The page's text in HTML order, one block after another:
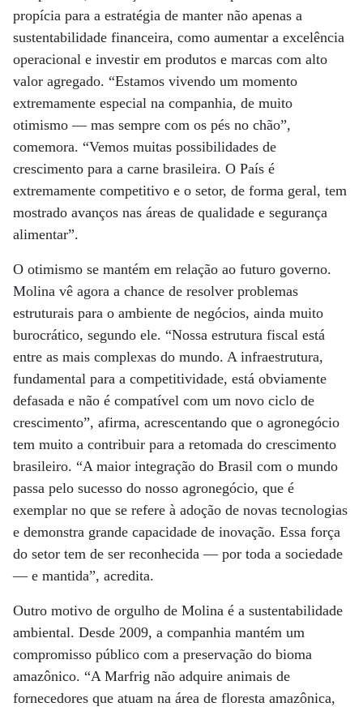
propícia para a estratégia de manter não apenas a
sustentabilidade financeira, como aumentar a excelência
operacional e investir em produtos e marcas com alto
valor agregado. “Estamos vivendo um momento
extremamente especial na companhia, de muito
otimismo — mas sempre com os pés no chão”,
comemora. “Vemos muitas possibilidades de
crescimento para a carne brasileira. O País é
extremamente competitivo e o setor, de forma geral, tem
mostrado avanços nas áreas de qualidade e segurança
alimentar”.
O otimismo se mantém em relação ao futuro governo.
Molina vê agora a chance de resolver problemas
estruturais para o ambiente de negócios, ainda muito
burocrático, segundo ele. “Nossa estrutura fiscal está
entre as mais complexas do mundo. A infraestrutura,
fundamental para a competitividade, está obviamente
defasada e não é compatível com um novo ciclo de
crescimento”, afirma, acrescentando que o agronegócio
tem muito a contribuir para a retomada do crescimento
brasileiro. “A maior integração do Brasil com o mundo
passa pelo sucesso do nosso agronegócio, que é
exemplar no que se refere à adoção de novas tecnologias
e demonstra grande capacidade de inovação. Essa força
do setor tem de ser reconhecida — por toda a sociedade
— e mantida”, acredita.
Outro motivo de orgulho de Molina é a sustentabilidade
ambiental. Desde 2009, a companhia mantém um
compromisso público com a preservação do bioma
amazônico. “A Marfrig não adquire animais de
fornecedores que atuam na área de floresta amazônica,